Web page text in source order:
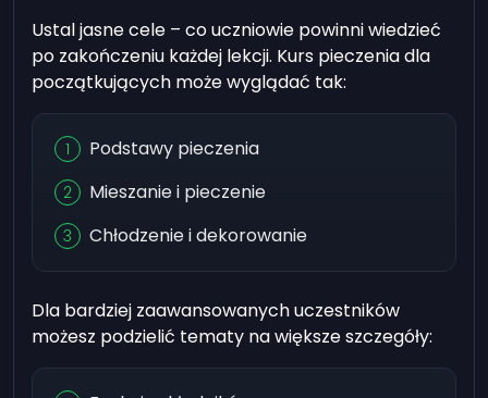
Ustal jasne cele – co uczniowie powinni wiedzieć
po zakończeniu każdej lekcji. Kurs pieczenia dla
początkujących może wyglądać tak:
Podstawy pieczenia
Mieszanie i pieczenie
Chłodzenie i dekorowanie
Dla bardziej zaawansowanych uczestników
możesz podzielić tematy na większe szczegóły: